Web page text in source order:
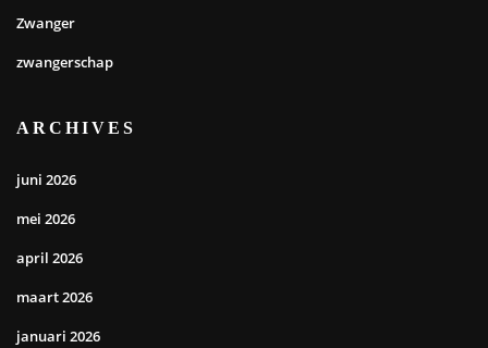
Zwanger
zwangerschap
ARCHIVES
juni 2026
mei 2026
april 2026
maart 2026
januari 2026